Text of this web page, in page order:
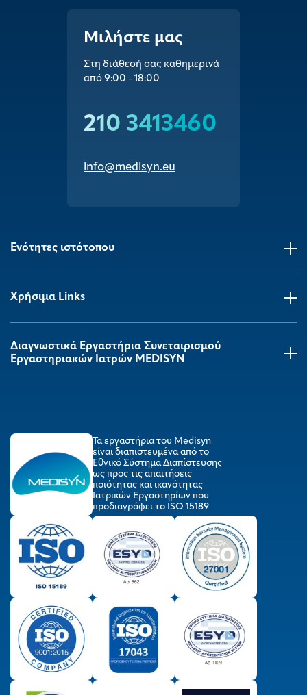
Μιλήστε μας
Στη διάθεσή σας καθημερινά
από 9:00 - 18:00
210 3413460
info@medisyn.eu
Ενότητες ιστότοπου
Χρήσιμα Links
Διαγνωστικά Εργαστήρια Συνεταιρισμού
Εργαστηριακών Ιατρών MEDISYΝ
Τα εργαστήρια του Medisyn
είναι διαπιστευμένα από το
Εθνικό Σύστημα Διαπίστευσης
ως προς τις απαιτήσεις
ποιότητας και ικανότητας
Ιατρικών Εργαστηρίων που
προδιαγράφει το ISO 15189